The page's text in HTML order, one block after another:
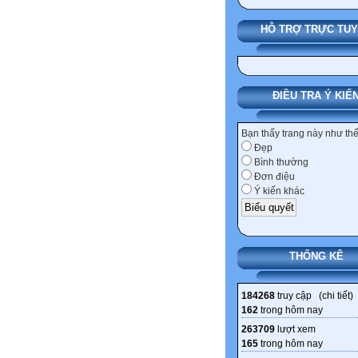
HỖ TRỢ TRỰC
ĐIỀU TRA Ý KIẾN
Bạn thấy trang này như
Đẹp
Bình thường
Đơn điệu
Ý kiến khác
THỐNG KÊ
184268 truy cập (chi tiết)
162 trong hôm nay
263709 lượt xem
165 trong hôm nay